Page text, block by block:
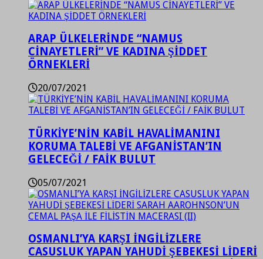
ARAP ÜLKELERİNDE “NAMUS
CİNAYETLERİ” VE KADINA ŞİDDET
ÖRNEKLERİ
20/07/2021
TÜRKİYE’NİN KABİL HAVALİMANINI
KORUMA TALEBİ VE AFGANİSTAN’IN
GELECEĞİ / FAİK BULUT
05/07/2021
OSMANLI’YA KARŞI İNGİLİZLERE
CASUSLUK YAPAN YAHUDİ ŞEBEKESİ LİDERİ